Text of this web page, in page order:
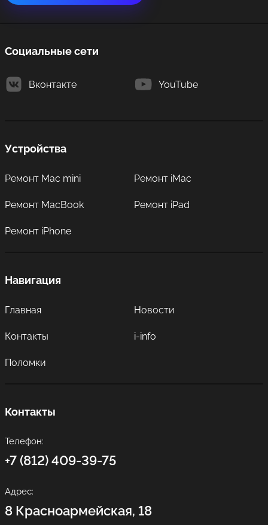
Социальные сети
Вконтакте YouTube
Устройства
Ремонт Mac mini Ремонт iMac
Ремонт MacBook Ремонт iPad
Ремонт iPhone
Навигация
Главная Новости
Контакты i-info
Поломки
Контакты
Телефон:
+7 (812) 409-39-75
Адрес:
8 Красноармейская, 18